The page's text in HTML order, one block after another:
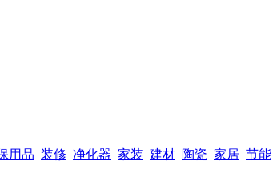
用品 装修 净化器 家装 建材 陶瓷 家居 节能